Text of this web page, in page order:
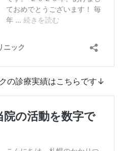
の診療実績はこちらです↓